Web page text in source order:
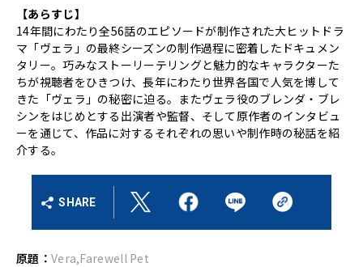
【あらすじ】
14年間にわたり全56話のエピソードが制作された大ヒットドラ
マ「ヴェラ」の最終シーズンの制作過程に密着したドキュメン
タリー。巧みなストーリーテリングと魅力的なキャラクターた
ちが視聴者をひきつけ、長年にわたり世界各国で人気を博して
きた「ヴェラ」の秘密に迫る。またヴェラ役のブレンダ・ブレ
シンをはじめとする出演者や監督、そして原作者のインタビュ
ーを通じて、作品に対するそれぞれの思いや制作時の秘話を紹
介する。
SHARE
原題： Vera,Farewell Pet